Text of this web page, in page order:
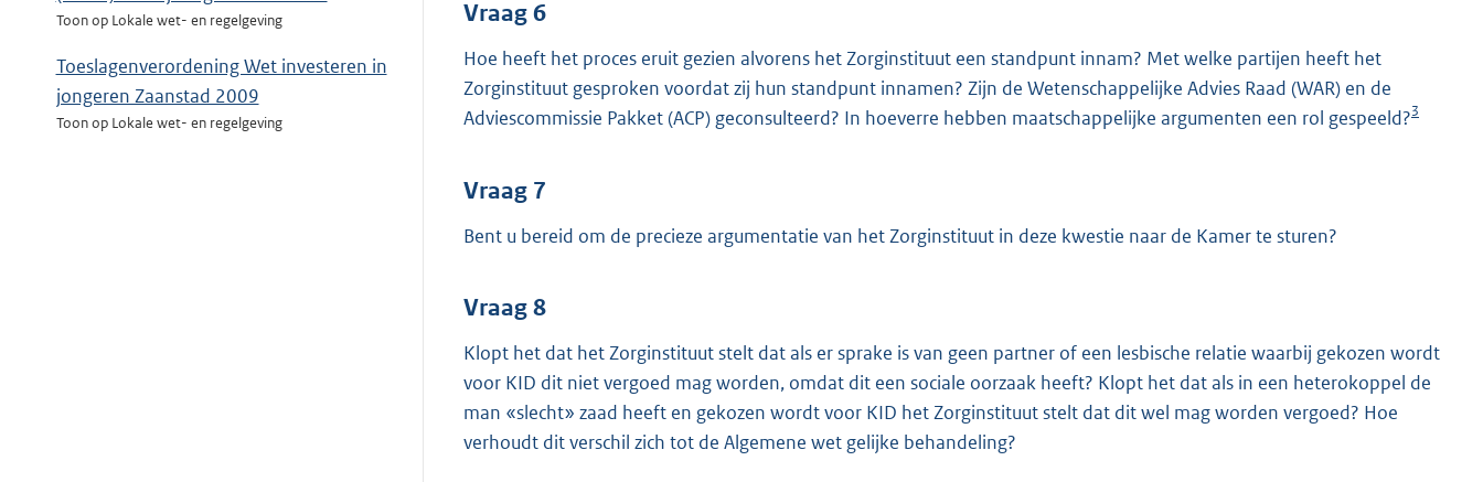
Toon op Lokale wet- en regelgeving
Toeslagenverordening Wet investeren in
jongeren Zaanstad 2009
Toon op Lokale wet- en regelgeving
Vraag 6
Hoe heeft het proces eruit gezien alvorens het Zorginstituut een standpunt innam? Met welke partijen heeft het
Zorginstituut gesproken voordat zij hun standpunt innamen? Zijn de Wetenschappelijke Advies Raad (WAR) en de
Adviescommissie Pakket (ACP) geconsulteerd? In hoeverre hebben maatschappelijke argumenten een rol gespeeld?3
Vraag 7
Bent u bereid om de precieze argumentatie van het Zorginstituut in deze kwestie naar de Kamer te sturen?
Vraag 8
Klopt het dat het Zorginstituut stelt dat als er sprake is van geen partner of een lesbische relatie waarbij gekozen wordt
voor KID dit niet vergoed mag worden, omdat dit een sociale oorzaak heeft? Klopt het dat als in een heterokoppel de
man «slecht» zaad heeft en gekozen wordt voor KID het Zorginstituut stelt dat dit wel mag worden vergoed? Hoe
verhoudt dit verschil zich tot de Algemene wet gelijke behandeling?